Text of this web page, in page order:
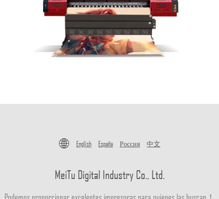
English España Россия 中文
MeiTu Digital Industry Co., Ltd.